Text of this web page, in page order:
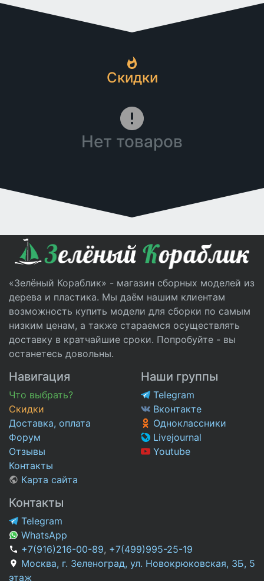
Скидки
Нет товаров
«Зелёный Кораблик» - магазин сборных моделей из
дерева и пластика. Мы даём нашим клиентам
возможность купить модели для сборки по самым
низким ценам, а также стараемся осуществлять
доставку в кратчайшие сроки. Попробуйте - вы
останетесь довольны.
Навигация
Что выбрать?
Скидки
Доставка, оплата
Форум
Отзывы
Контакты
Карта сайта
Наши группы
Telegram
Вконтакте
Одноклассники
Livejournal
Youtube
Контакты
Telegram
WhatsApp
+7(916)216-00-89, +7(499)995-25-19
Москва, г. Зеленоград, ул. Новокрюковская, 3Б, 5
этаж